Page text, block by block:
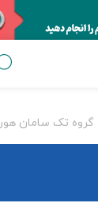
گروه تک سامان هور